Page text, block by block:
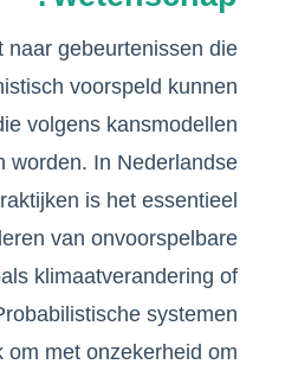
naar gebeurtenissen die
voorspeld kunnen
volgens kansmodellen
worden. In Nederlandse
is het essentieel
van onvoorspelbare
klimaatverandering of
systemen
om met onzekerheid om